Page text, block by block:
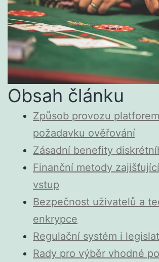
Obsah článku
Způsob provozu
požadavku ověřování
Zásadní benefity
Finanční metody
vstup
Bezpečnost uživatelů a
enkrypce
Regulační systém i
Rady pro výběr vhodné